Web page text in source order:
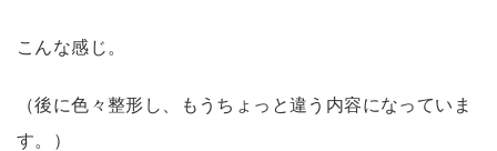
こんな感じ。
（後に色々整形し、もうちょっと違う内容になっていま
す。）